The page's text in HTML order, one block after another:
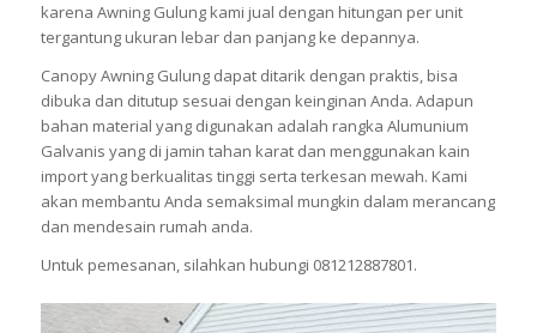
karena Awning Gulung kami jual dengan hitungan per unit
tergantung ukuran lebar dan panjang ke depannya.
Canopy Awning Gulung dapat ditarik dengan praktis, bisa
dibuka dan ditutup sesuai dengan keinginan Anda. Adapun
bahan material yang digunakan adalah rangka Alumunium
Galvanis yang di jamin tahan karat dan menggunakan kain
import yang berkualitas tinggi serta terkesan mewah. Kami
akan membantu Anda semaksimal mungkin dalam merancang
dan mendesain rumah anda.
Untuk pemesanan, silahkan hubungi 081212887801.